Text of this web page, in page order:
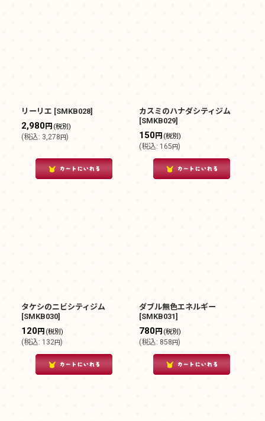
リーリエ [SMKB028]
2,980円 (税別)
(税込: 3,278円)
カスミのハナダシティジム
[SMKB029]
150円 (税別)
(税込: 165円)
タケシのニビシティジム
[SMKB030]
120円 (税別)
(税込: 132円)
ダブル無色エネルギー
[SMKB031]
780円 (税別)
(税込: 858円)